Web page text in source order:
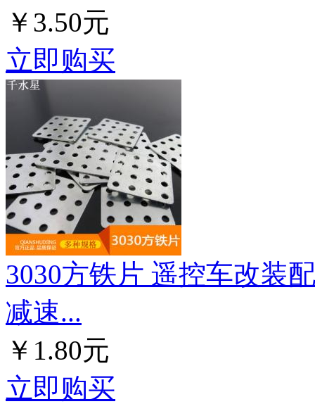
￥3.50元
立即购买
3030方铁片 遥控车改装
减速...
￥1.80元
立即购买